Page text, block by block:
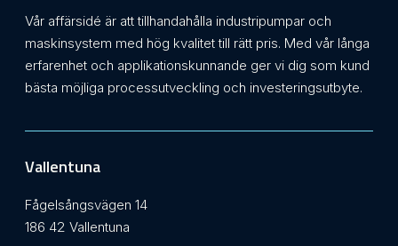
Vår affärsidé är att tillhandahålla industripumpar och
maskinsystem med hög kvalitet till rätt pris. Med vår långa
erfarenhet och applikationskunnande ger vi dig som kund
bästa möjliga processutveckling och investeringsutbyte.
Vallentuna
Fågelsångsvägen 14
186 42 Vallentuna